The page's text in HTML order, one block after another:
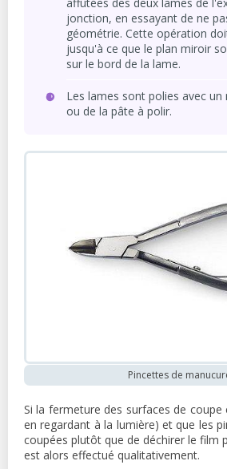
jonction, en essayant de ne
géométrie. Cette opération
jusqu'à ce que le plan miroir
sur le bord de la lame.
Les lames sont polies avec
ou de la pâte à polir.
Pincettes de
Si la fermeture des surfaces de
en regardant à la lumière) et que les
coupées plutôt que de déchirer le film
est alors effectué qualitativement.